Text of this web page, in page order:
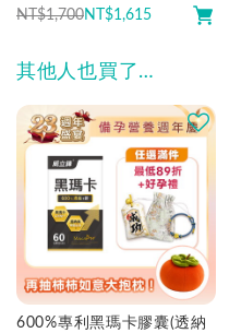
NT$1,700NT$1,615
其他人也買了…
600%專利黑瑪卡膠囊(透納